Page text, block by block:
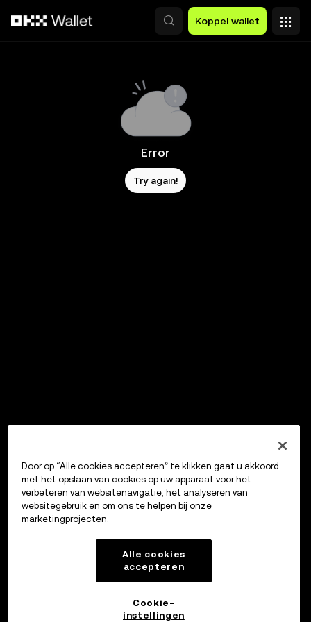
Koppel wallet
Error
Try again!
Door op “Alle cookies accepteren” te klikken gaat u akkoord
met het opslaan van cookies op uw apparaat voor het
verbeteren van websitenavigatie, het analyseren van
websitegebruik en om ons te helpen bij onze
marketingprojecten.
Alle cookies
accepteren
Cookie-
instellingen